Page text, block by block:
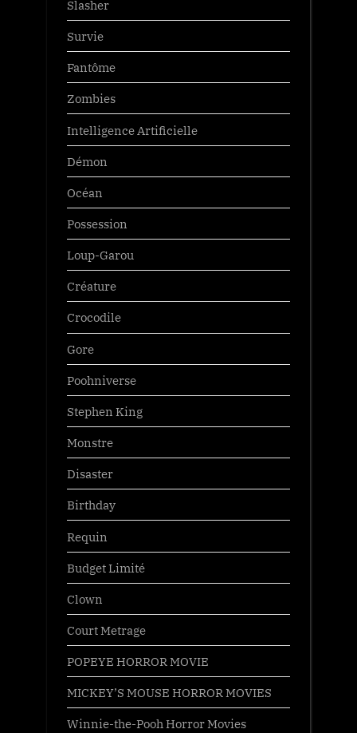
Slasher
Survie
Fantôme
Zombies
Intelligence Artificielle
Démon
Océan
Possession
Loup-Garou
Créature
Crocodile
Gore
Poohniverse
Stephen King
Monstre
Disaster
Birthday
Requin
Budget Limité
Clown
Court Metrage
POPEYE HORROR MOVIE
MICKEY’S MOUSE HORROR MOVIES
Winnie-the-Pooh Horror Movies